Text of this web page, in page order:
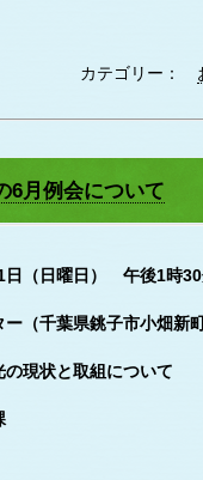
カテゴリー：
6月例会について
日（日曜日） 午後1時
（千葉県銚子市小畑新
現状と取組について